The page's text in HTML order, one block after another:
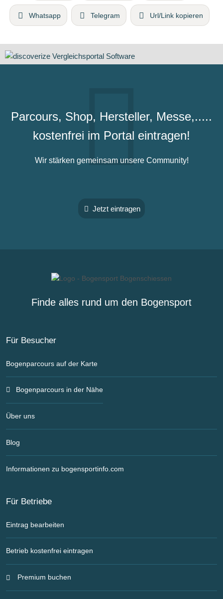
Whatsapp Telegram Url/Link kopieren
Parcours, Shop, Hersteller, Messe,.....
kostenfrei im Portal eintragen!
Wir stärken gemeinsam unsere Community!
Jetzt eintragen
Finde alles rund um den Bogensport
Für Besucher
Bogenparcours auf der Karte
Bogenparcours in der Nähe
Über uns
Blog
Informationen zu bogensportinfo.com
Für Betriebe
Eintrag bearbeiten
Betrieb kostenfrei eintragen
Premium buchen